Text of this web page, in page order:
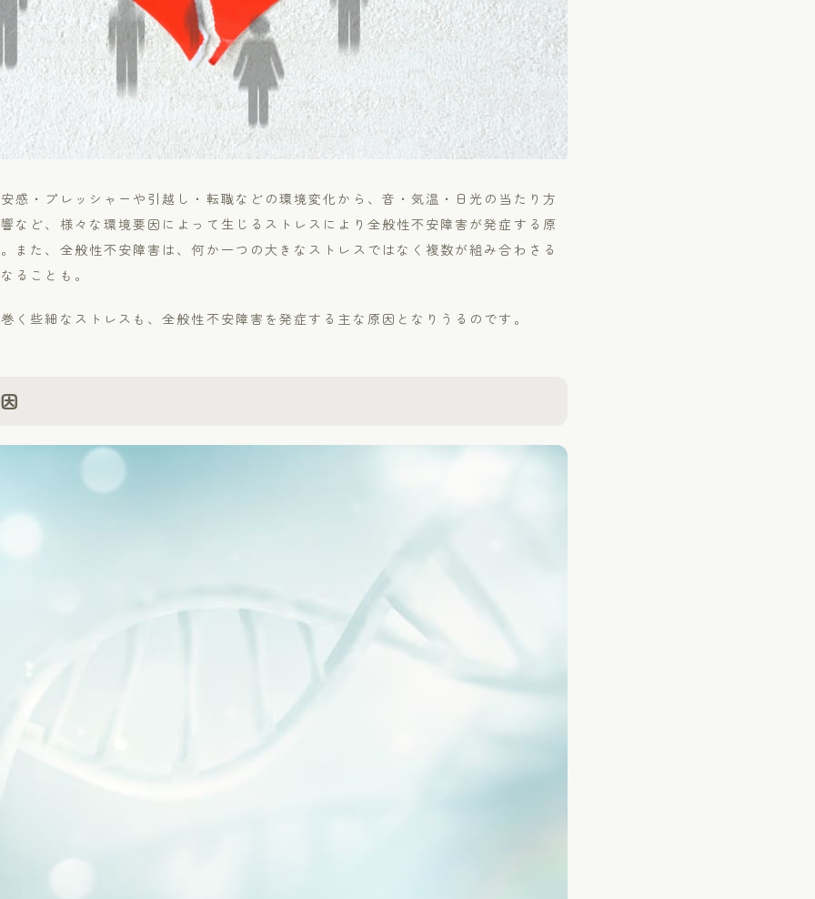
感・プレッシャーや引越し・転職などの環境変化から、音・気温・日光の当たり方
など、様々な環境要因によって生じるストレスにより全般性不安障害が発症する原
また、全般性不安障害は、何か一つの大きなストレスではなく複数が組み合わさる
ることも。
く些細なストレスも、全般性不安障害を発症する主な原因となりうるのです。